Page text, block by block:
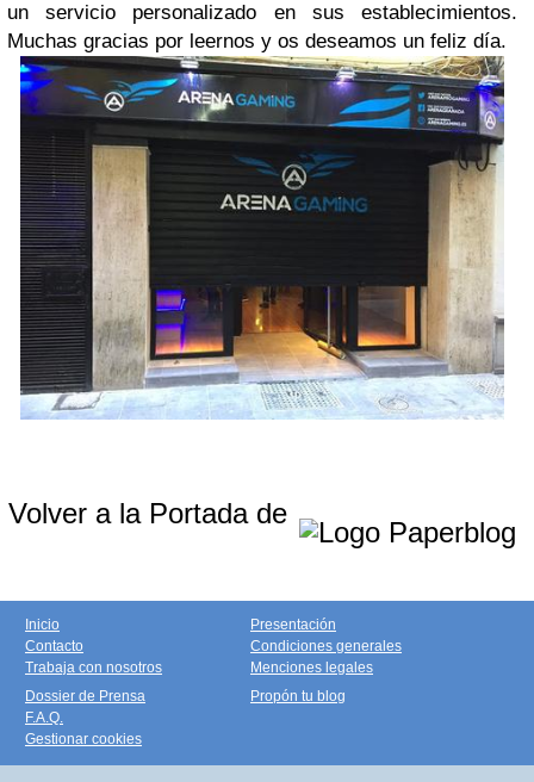
un servicio personalizado en sus establecimientos.
Muchas gracias por leernos y os deseamos un feliz día.
Volver a la Portada de
Inicio
Contacto
Trabaja con nosotros
Presentación
Condiciones generales
Menciones legales
Dossier de Prensa
F.A.Q.
Gestionar cookies
Propón tu blog